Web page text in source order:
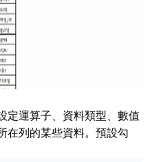
定運算子、資料類型、數值
在列的某些資料。預設勾